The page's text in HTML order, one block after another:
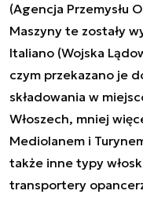
(Agencja Przemysłu
Maszyny te zostały
Italiano (Wojska
czym przekazano je
składowania w
Włoszech, mniej
Mediolanem i
także inne typy
transportery